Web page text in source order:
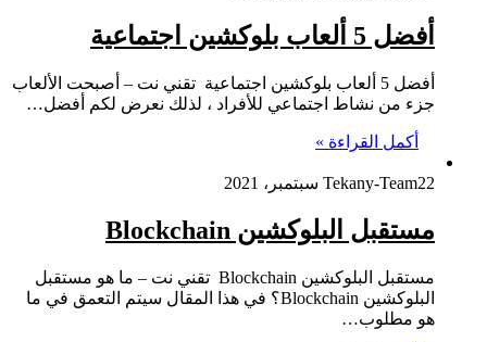
أفضل 5 ألعاب بلوكشين اجتماعية
أفضل 5 ألعاب بلوكشين اجتماعية تقني نت – أصبحت الألعاب
جزء من نشاط اجتماعي للأفراد ، لذلك نعرض لكم أفضل…
أكمل القراءة »
Tekany-Team22 سبتمبر، 2021
مستقبل البلوكشين Blockchain
مستقبل البلوكشين Blockchain تقني نت – ما هو مستقبل
البلوكشين Blockchain؟ في هذا المقال سيتم التعمق في ما
هو مطلوب…